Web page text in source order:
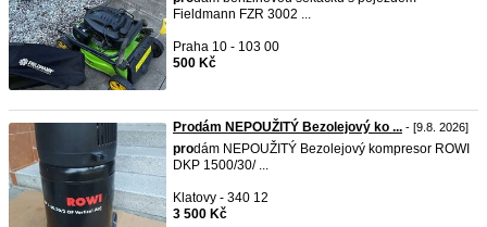
Fieldmann FZR 3002 ...
Praha 10 - 103 00
500 Kč
Prodám NEPOUŽITÝ Bezolejový ko ... - [9.8. 2026]
prodám NEPOUŽITÝ Bezolejový kompresor ROWI
DKP 1500/30/ ...
Klatovy - 340 12
3 500 Kč